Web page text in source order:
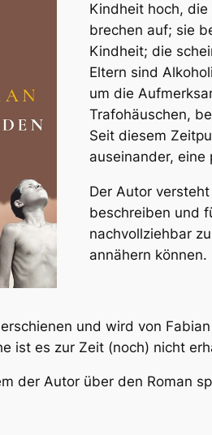
Kindheit hoch,
brechen auf; sie
Kindheit; die
Eltern sind
um die
Trafohäuschen,
Seit diesem
auseinander, eine
Der Autor
beschreiben und
nachvollziehbar
annähern
und wird von
ist es zur Zeit (noch) nicht
der Autor über den Roman